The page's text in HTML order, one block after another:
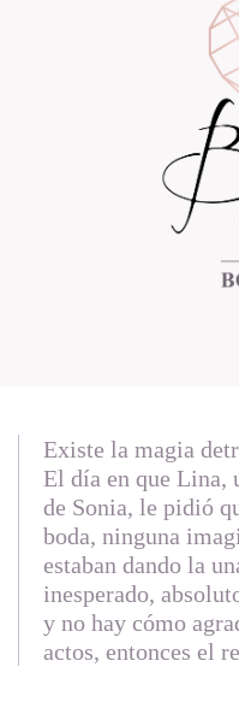
Existe la magia
El día en que Lina,
de Sonia, le pidió
boda, ninguna
estaban dando la
inesperado,
y no hay cómo
actos, entonces el